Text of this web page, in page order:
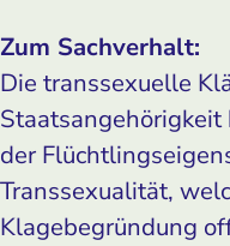
Zum Sachverhalt:
Die transsexuelle
der
Transsexualität,
Klagebegründung